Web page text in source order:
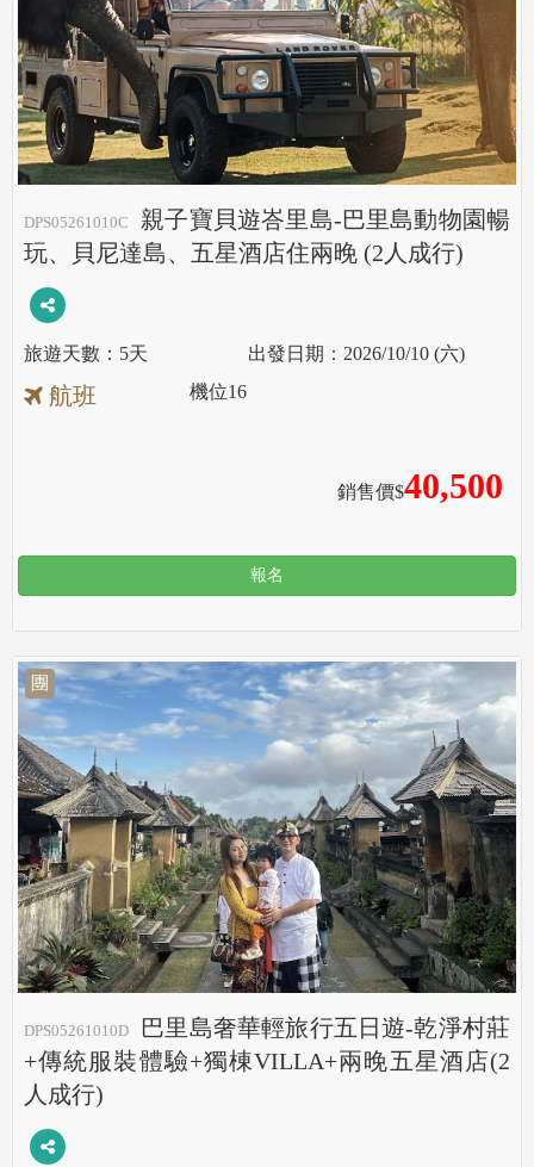
DPS05261010C
親子寶貝遊峇里島-巴里島動物園暢
玩、貝尼達島、五星酒店住兩晚 (2人成行)
5天 2026/10/10 (六)
航班
銷售價$40,500
機位16
報名
團
DPS05261010D
巴里島奢華輕旅行五日遊-乾淨村莊
+傳統服裝體驗+獨棟VILLA+兩晚五星酒店(2
人成行)